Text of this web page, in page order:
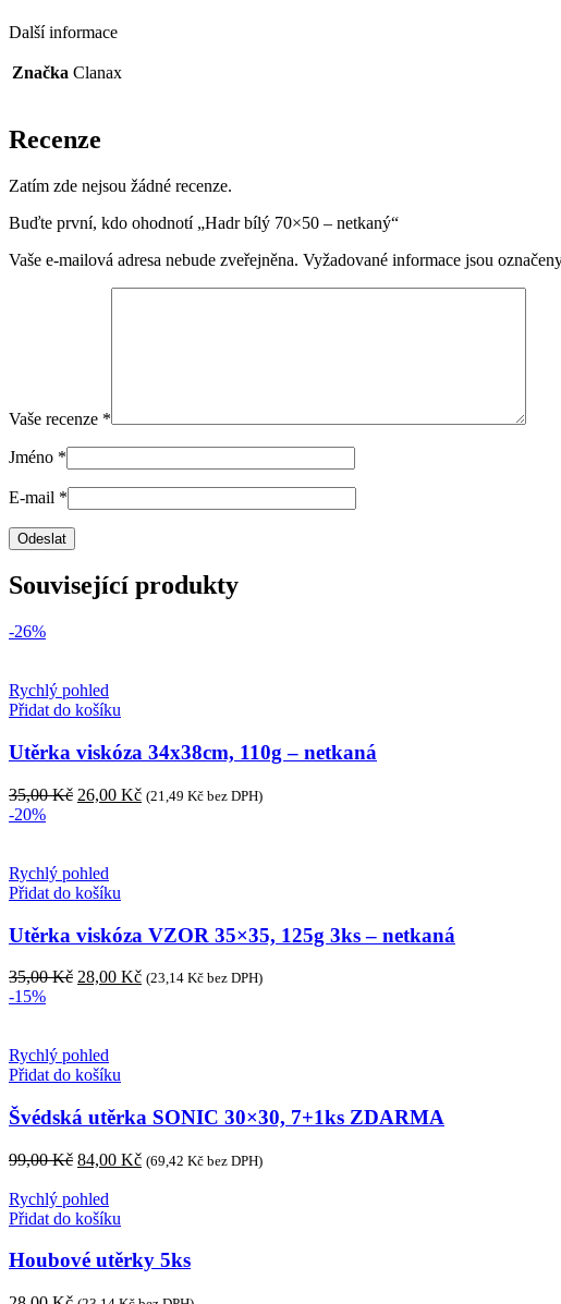
Další informace
Značka Clanax
Recenze
Zatím zde nejsou žádné recenze.
Buďte první, kdo ohodnotí „Hadr bílý 70×50 – netkaný“
Vaše e-mailová adresa nebude zveřejněna. Vyžadované informace jsou
Vaše recenze *
Jméno *
E-mail *
Související produkty
-26%
Rychlý pohled
Přidat do košíku
Utěrka viskóza 34x38cm, 110g – netkaná
35,00Kč 26,00 Kč (21,49 Kč bez DPH)
-20%
Rychlý pohled
Přidat do košíku
Utěrka viskóza VZOR 35×35, 125g 3ks – netkaná
35,00Kč 28,00 Kč (23,14 Kč bez DPH)
-15%
Rychlý pohled
Přidat do košíku
Švédská utěrka SONIC 30×30, 7+1ks ZDARMA
99,00Kč 84,00 Kč (69,42 Kč bez DPH)
Rychlý pohled
Přidat do košíku
Houbové utěrky 5ks